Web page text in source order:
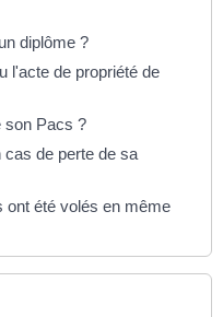
diplôme ?
l'acte de propriété de
son Pacs ?
cas de perte de sa
ont été volés en même